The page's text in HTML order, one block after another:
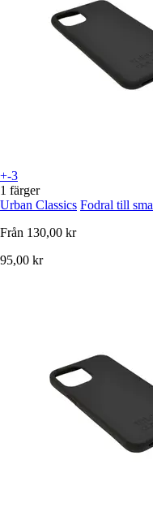
+-3
1 färger
Urban Classics Fodral till
Från 130,00 kr
95,00 kr